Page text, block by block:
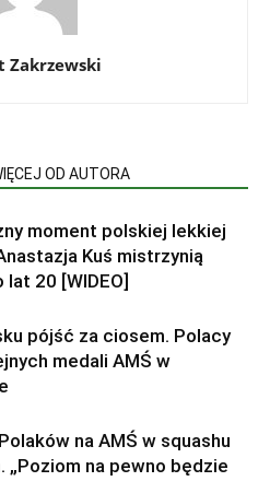
Zakrzewski
OD AUTORA
moment polskiej lekkiej
Kuś mistrzynią
20 [WIDEO]
pójść za ciosem. Polacy
medali AMŚ w
na AMŚ w squashu
„Poziom na pewno będzie